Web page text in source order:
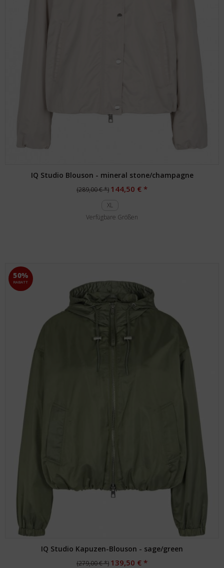
IQ Studio Blouson - mineral stone/champagne
(289,00 € *) 144,50 € *
XL
Verfügbare Größen
50%
RABATT
IQ Studio Kapuzen-Blouson - sage/green
(279,00 € *) 139,50 € *